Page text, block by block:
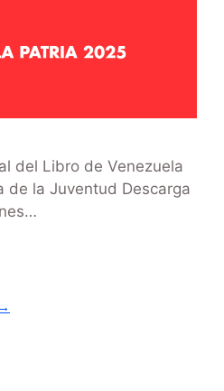
del Libro de Venezuela
de la Juventud Descarga
→